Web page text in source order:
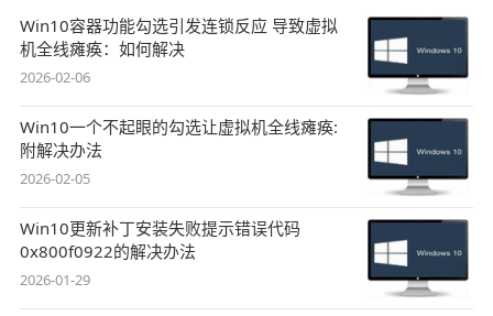
Win10容器功能勾选引发连锁反应 导致虚拟
机全线瘫痪：如何解决
2026-02-06
Win10一个不起眼的勾选让虚拟机全线瘫痪:
附解决办法
2026-02-05
Win10更新补丁安装失败提示错误代码
0x800f0922的解决办法
2026-01-29